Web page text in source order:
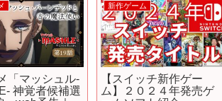
「マッシュル-
神覚者候補選
新作ゲーム
【スイッチ新作ゲー
ム】２０２４年発売ゲ